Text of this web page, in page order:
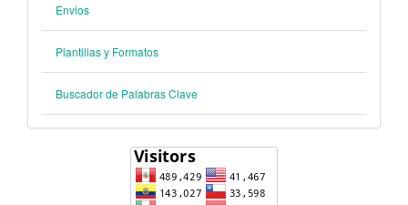
Envios
Plantillas y Formatos
Buscador de Palabras Clave